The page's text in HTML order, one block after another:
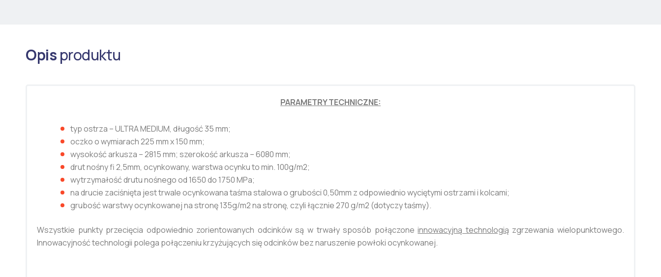
Opisproduktu
PARAMETRY TECHNICZNE:
typ ostrza – ULTRA MEDIUM, długość 35 mm;
oczko o wymiarach 225 mm x 150 mm;
wysokość arkusza – 2815 mm; szerokość arkusza – 6080 mm;
drut nośny fi 2,5mm, ocynkowany, warstwa ocynku to min. 100g/m2;
wytrzymałość drutu nośnego od 1650 do 1750 MPa;
na drucie zaciśnięta jest trwale ocynkowana taśma stalowa o grubości 0,50mm z odpowiednio wyciętymi ostrzami i kolcami;
grubość warstwy ocynkowanej na stronę 135g/m2 na stronę, czyli łącznie 270 g/m2 (dotyczy taśmy).
Wszystkie punkty przecięcia odpowiednio zorientowanych odcinków są w trwały sposób połączoneinnowacyjną technologią zgrzewania wielopunktowego.
Innowacyjność technologii polega połączeniu krzyżujących się odcinków bez naruszenie powłoki ocynkowanej.